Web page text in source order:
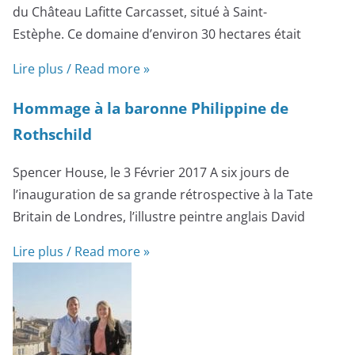
du Château Lafitte Carcasset, situé à Saint-
Estèphe. Ce domaine d’environ 30 hectares était
Lire plus / Read more »
Hommage à la baronne Philippine de
Rothschild
Spencer House, le 3 Février 2017 A six jours de
l’inauguration de sa grande rétrospective à la Tate
Britain de Londres, l’illustre peintre anglais David
Lire plus / Read more »